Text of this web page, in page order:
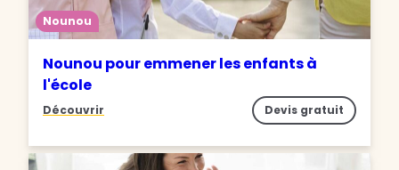
Nounou
Nounou pour emmener les enfants à
l'école
Découvrir Devis gratuit